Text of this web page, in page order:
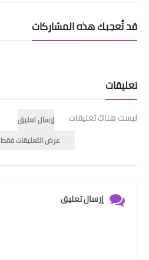
قد تُعجبك هذه المشاركات
تعليقات
ليست هناك تعليقات
إرسال تعليق
عرض التعليقات فقط
إرسال تعليق